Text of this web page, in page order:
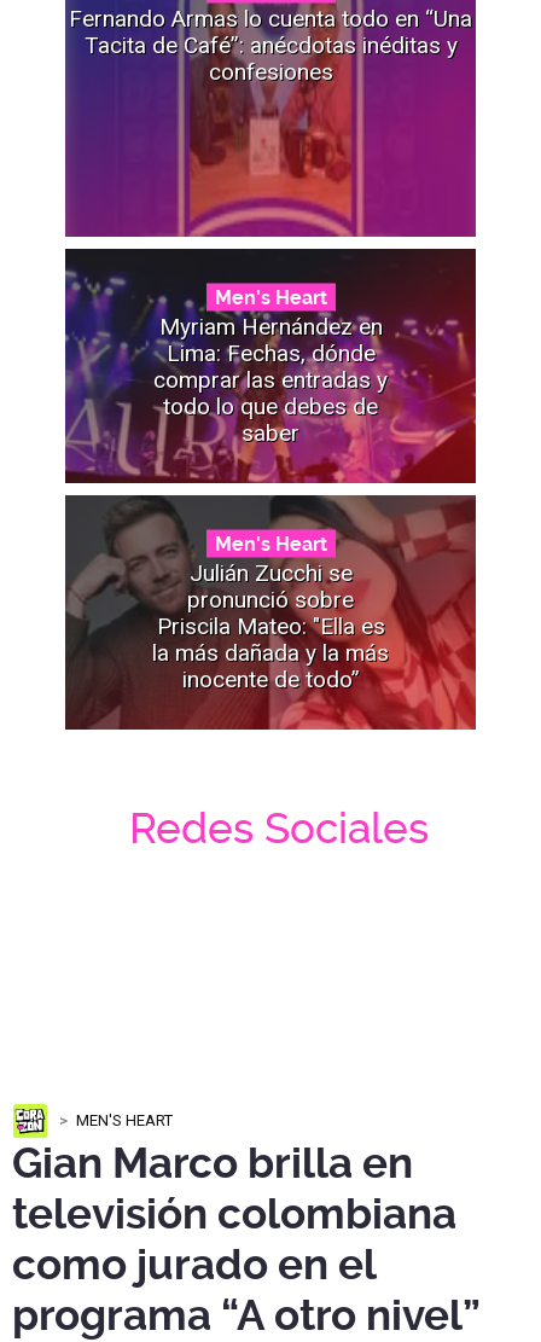
Fernando Armas lo cuenta todo en “Una
Tacita de Café”: anécdotas inéditas y
confesiones
Men's Heart
Myriam Hernández en
Lima: Fechas, dónde
comprar las entradas y
todo lo que debes de
saber
Men's Heart
Julián Zucchi se
pronunció sobre
Priscila Mateo: "Ella es
la más dañada y la más
inocente de todo”
Redes Sociales
MEN'S HEART
Gian Marco brilla en
televisión colombiana
como jurado en el
programa “A otro nivel”